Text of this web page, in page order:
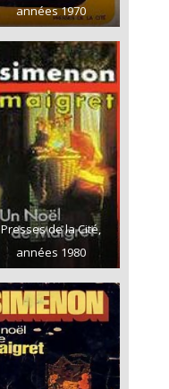
années 1970
Presses de la Cité,
années 1980